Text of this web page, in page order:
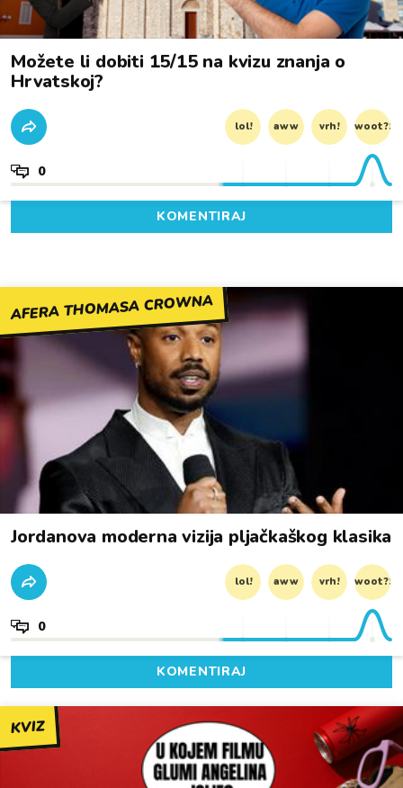
Možete li dobiti 15/15 na kvizu znanja o
Hrvatskoj?
lol! aww vrh! woot?!
0
KOMENTIRAJ
AFERA THOMASA CROWNA
Jordanova moderna vizija pljačkaškog klasika
lol! aww vrh! woot?!
0
KOMENTIRAJ
KVIZ